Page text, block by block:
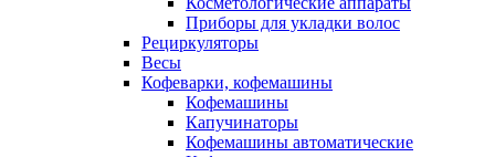
Приборы для укладки волос
Рециркуляторы
Весы
Кофеварки, кофемашины
Кофемашины
Капучинаторы
Кофемашины автоматические